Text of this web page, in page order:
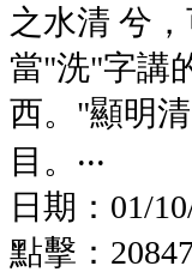
之水清 兮
當"洗"字講
西。"顯明
目。‧‧‧
日期： 01/
點擊：